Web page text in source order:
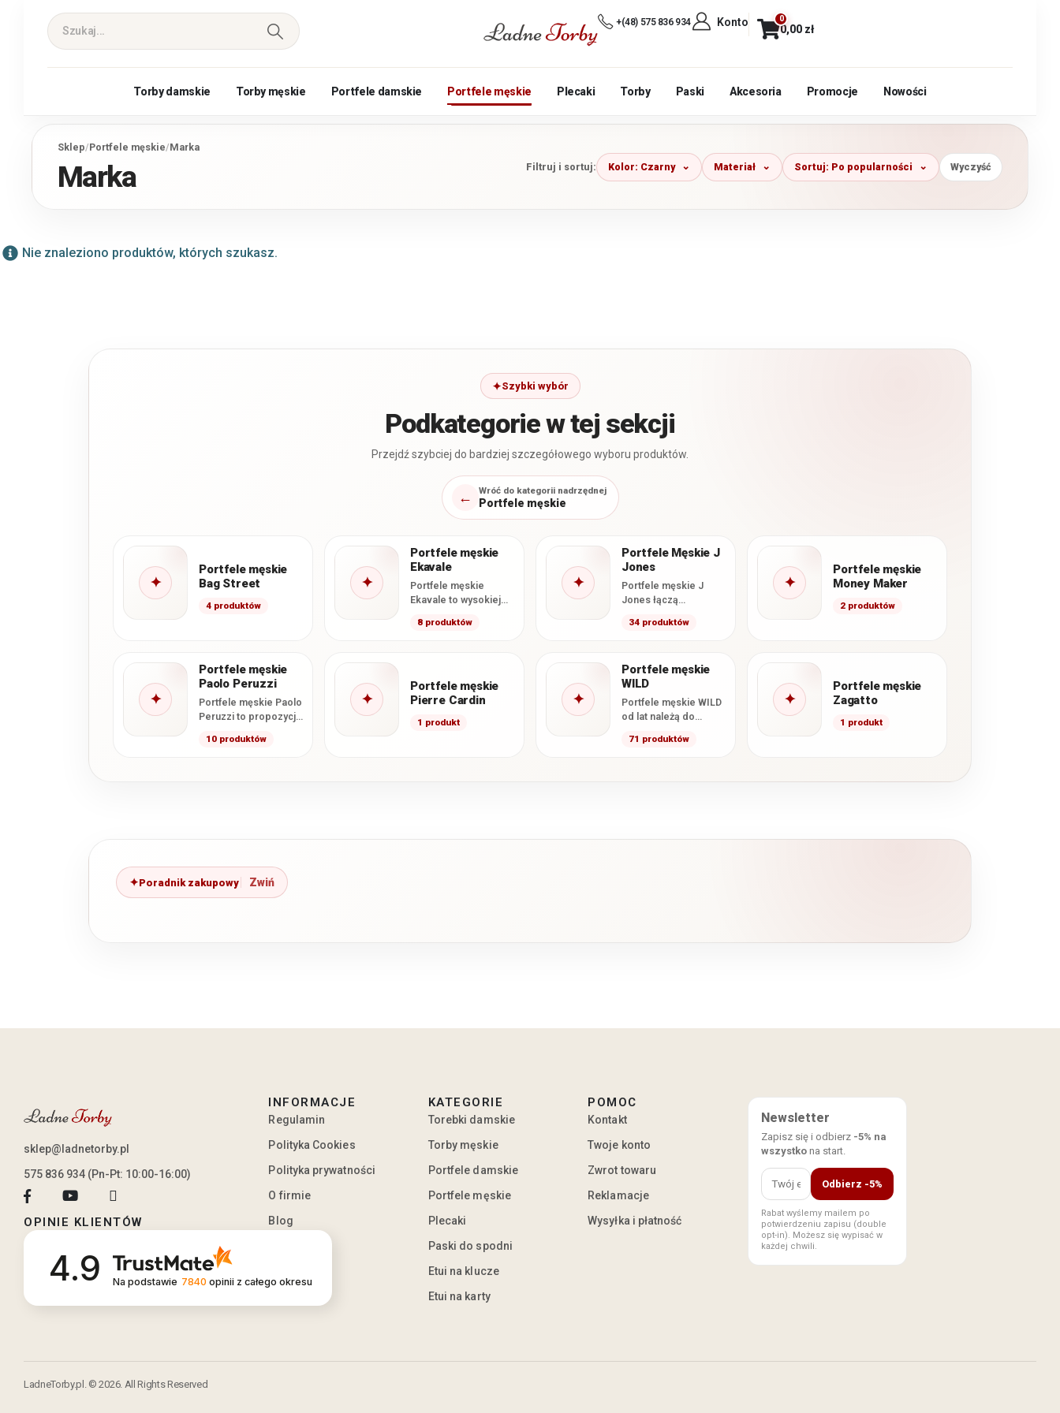
+(48) 575 836 934 Konto 0
0,00 zł
Torby damskie Torby męskie Portfele damskie Portfele męskie Plecaki Torby Paski Akcesoria Promocje Nowości
Sklep/Portfele męskie/Marka
Marka Filtruj i sortuj: Kolor: Czarny Materiał Sortuj: Po popularności Wyczyść
Nie znaleziono produktów, których szukasz.
Szybki wybór
Podkategorie w tej sekcji
Przejdź szybciej do bardziej szczegółowego wyboru produktów.
← Wróć do kategorii nadrzędnej
Portfele męskie
✦
Portfele męskie
Bag Street
4 produktów
✦
Portfele męskie
Ekavale
Portfele męskie
Ekavale to wysokiej
wykonane ze skóry
charakterystycznym…
8 produktów
✦
Portfele Męskie J
Jones
Portfele męskie J
Jones łączą
z funkcjonalnym
kategorii…
34 produktów
✦
Portfele męskie
Money Maker
2 produktów
✦
Portfele męskie
Paolo Peruzzi
Portfele męskie Paolo
Peruzzi to propozycja
poszukujących
10 produktów
✦
Portfele męskie
Pierre Cardin
1 produkt
✦
Portfele męskie
WILD
Portfele męskie WILD
od lat należą do
wybieranych modeli w
71 produktów
✦
Portfele męskie
Zagatto
1 produkt
Poradnik zakupowy
sklep@ladnetorby.pl
575 836 934 (Pn-Pt: 10:00-16:00)
OPINIE KLIENTÓW
4.9 Na podstawie 7840 opinii z całego okresu
INFORMACJE
Regulamin
Polityka Cookies
Polityka prywatności
O firmie
Blog
KATEGORIE
Torebki damskie
Torby męskie
Portfele damskie
Portfele męskie
Plecaki
Paski do spodni
Etui na klucze
Etui na karty
POMOC
Kontakt
Twoje konto
Zwrot towaru
Reklamacje
Wysyłka i płatność
Newsletter
Zapisz się i odbierz -5% na
wszystkona start.
Odbierz -5%
Rabat wyślemy mailem po
potwierdzeniu zapisu (double
opt-in). Możesz się wypisać w
każdej chwili.
LadneTorby.pl. © 2026. All Rights Reserved